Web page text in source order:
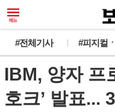
#전체기사 #피지컬
IBM, 양자 프
호크’ 발표...